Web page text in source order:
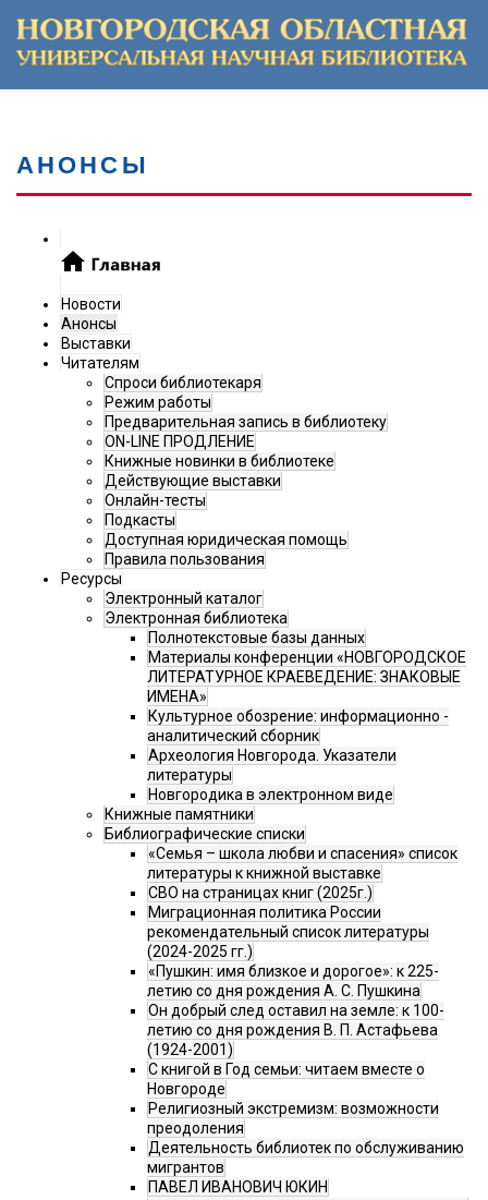
АНОНСЫ
Новости
Анонсы
Выставки
Читателям
Спроси библиотекаря
Режим работы
Предварительная запись в библиотеку
ON-LINE ПРОДЛЕНИЕ
Книжные новинки в библиотеке
Действующие выставки
Онлайн-тесты
Подкасты
Доступная юридическая помощь
Правила пользования
Ресурсы
Электронный каталог
Электронная библиотека
Полнотекстовые базы данных
Материалы конференции «НОВГОРОДСКОЕ
ЛИТЕРАТУРНОЕ КРАЕВЕДЕНИЕ: ЗНАКОВЫЕ
ИМЕНА»
Культурное обозрение: информационно -
аналитический сборник
Археология Новгорода. Указатели
литературы
Новгородика в электронном виде
Книжные памятники
Библиографические списки
«Семья – школа любви и спасения» список
литературы к книжной выставке
СВО на страницах книг (2025г.)
Миграционная политика России
рекомендательный список литературы
(2024-2025 гг.)
«Пушкин: имя близкое и дорогое»: к 225-
летию со дня рождения А. С. Пушкина
Он добрый след оставил на земле: к 100-
летию со дня рождения В. П. Астафьева
(1924-2001)
С книгой в Год семьи: читаем вместе о
Новгороде
Религиозный экстремизм: возможности
преодоления
Деятельность библиотек по обслуживанию
мигрантов
ПАВЕЛ ИВАНОВИЧ ЮКИН